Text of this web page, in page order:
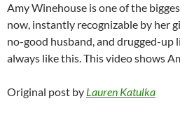
Amy Winehouse is one of the
now, instantly recognizable by her
no-good husband, and drugged-up
always like this. This video shows
Original post by Lauren Katulka